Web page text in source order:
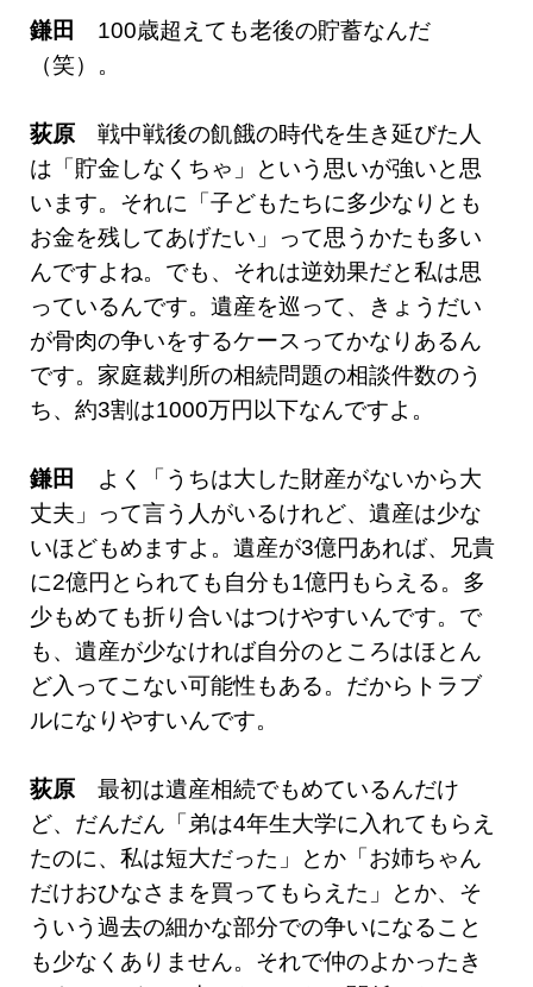
鎌田
100歳超えても老後の貯蓄なんだ
（笑）。
荻原 戦中戦後の飢餓の時代を生き延びた人
は「貯金しなくちゃ」という思いが強いと思
います。それに「子どもたちに多少なりとも
お金を残してあげたい」って思うかたも多い
んですよね。でも、それは逆効果だと私は思
っているんです。遺産を巡って、きょうだい
が骨肉の争いをするケースってかなりあるん
です。家庭裁判所の相続問題の相談件数のう
ち、約3割は1000万円以下なんですよ。
鎌田
よく「うちは大した財産がないから大
丈夫」って言う人がいるけれど、遺産は少な
いほどもめますよ。遺産が3億円あれば、兄貴
に2億円とられても自分も1億円もらえる。多
少もめても折り合いはつけやすいんです。で
も、遺産が少なければ自分のところはほとん
ど入ってこない可能性もある。だからトラブ
ルになりやすいんです。
荻原 最初は遺産相続でもめているんだけ
ど、だんだん「弟は4年生大学に入れてもらえ
たのに、私は短大だった」とか「お姉ちゃん
だけおひなさまを買ってもらえた」とか、そ
ういう過去の細かな部分での争いになること
も少なくありません。それで仲のよかったき